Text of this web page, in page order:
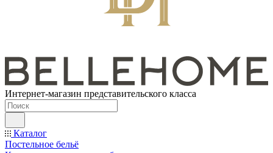
Интернет-магазин представительского класса
Каталог
Постельное бельё